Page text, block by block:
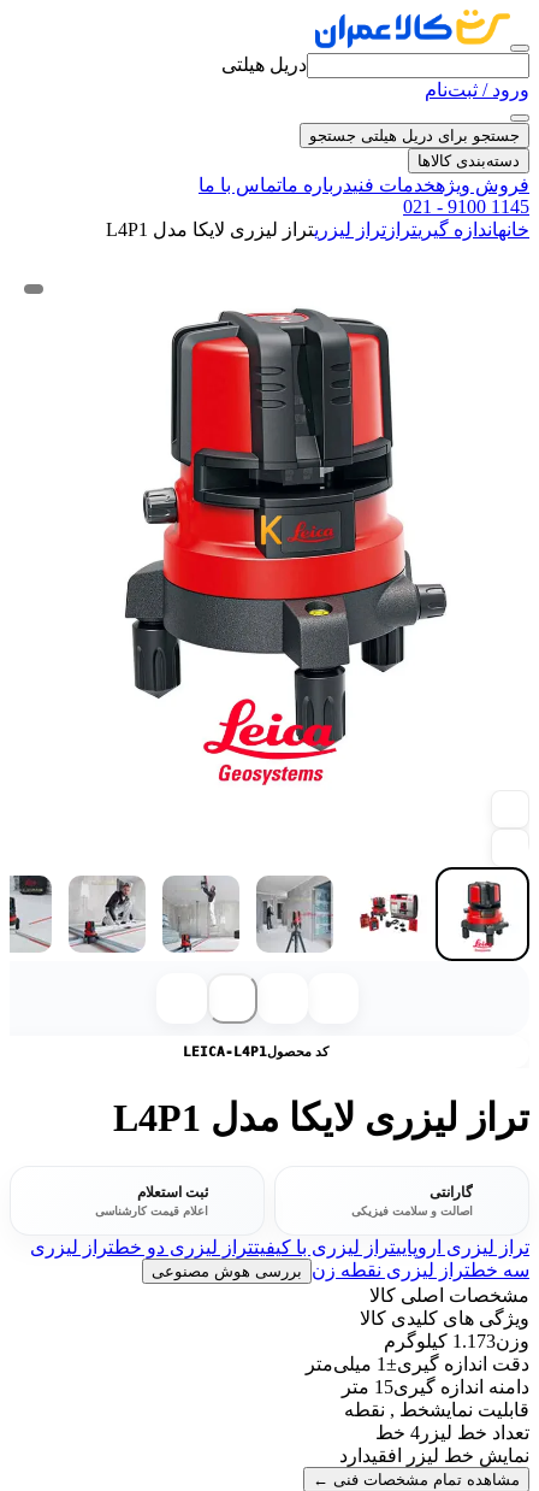
دریل هیلتی
ورود / ثبت‌نام
جستجو برای دریل هیلتی جستجو
دسته‌بندی کالاها
فروش ویژهخدمات فنیدرباره ماتماس با ما
021 - 9100 1145
خانهاندازه گیریتراز تراز لیزریتراز لیزری لایکا مدل L4P1
کد محصولLEICA-L4P1
تراز لیزری لایکا مدل L4P1
گارانتی
اصالت و سلامت فیزیکی
ثبت استعلام
اعلام قیمت کارشناسی
تراز لیزری اروپاییتراز لیزری با کیفیتتراز لیزری دو خطتراز لیزری
سه خطتراز لیزری نقطه زن بررسی هوش مصنوعی
مشخصات اصلی کالا
ویژگی های کلیدی کالا
وزن1.173 کیلوگرم
دقت اندازه گیری±1 میلی‌متر
دامنه اندازه گیری15 متر
قابلیت نمایشخط , نقطه
تعداد خط لیزر 4 خط
نمایش خط لیزر افقیدارد
مشاهده تمام مشخصات فنی ←